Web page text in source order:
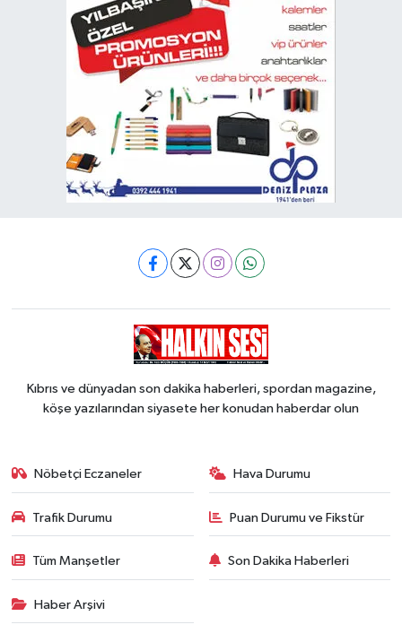
Kıbrıs ve dünyadan son dakika haberleri, spordan magazine,
köşe yazılarından siyasete her konudan haberdar olun
Nöbetçi Eczaneler Hava Durumu
Trafik Durumu Puan Durumu ve Fikstür
Tüm Manşetler Son Dakika Haberleri
Haber Arşivi